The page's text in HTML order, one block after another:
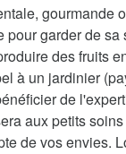
gourmande
pour garder de sa
des fruits
à un jardinier
de
aux petits
de vos envies.